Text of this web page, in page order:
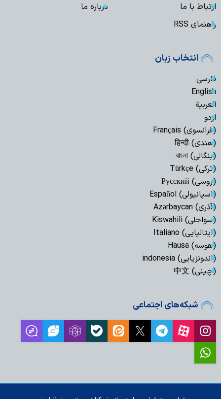
ارتباط با ما
درباره ما
راهنمای RSS
انتخاب زبان
فارسی
English
العربیة
اردو
(فرانسوی) Français
(هندی) हिन्दी
(بنگالی) বাংলা
(ترکی) Türkçe
(روسی) Русский
(اسپانیولی) Español
(آذری) Azərbaycan
(سواحلی) Kiswahili
(ایتالیایی) Italiano
(هوسه) Hausa
(اندونزیایی) indonesia
(چینی) 中文
شبکه‌های اجتماعی